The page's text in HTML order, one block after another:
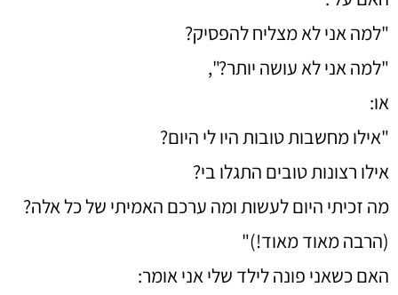
"למה אני לא מצליח להפסיק?
"למה אני לא עושה יותר?",
או:
"אילו מחשבות טובות היו לי היום?
אילו רצונות טובים התגלו בי?
מה זכיתי היום לעשות ומה ערכם האמיתי של כל אלה?
(הרבה מאוד מאוד!)"
האם כשאני פונה לילד שלי אני אומר: